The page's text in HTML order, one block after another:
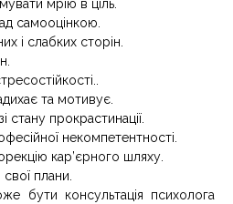
мрію в ціль.
самооцінкою.
і слабких сторін.
та мотивує.
стану прокрастинації.
некомпетентності.
кар’єрного шляху.
плани.
бути консультація психолога